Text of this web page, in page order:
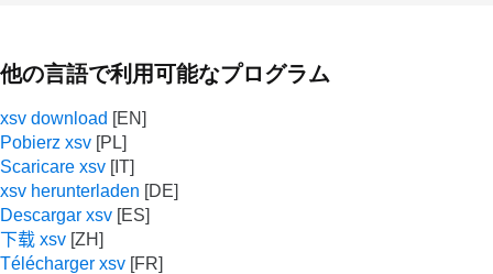
他の言語で利用可能なプログラム
xsv download
Pobierz xsv
Scaricare xsv
xsv herunterladen
Descargar xsv
下载 xsv
Télécharger xsv